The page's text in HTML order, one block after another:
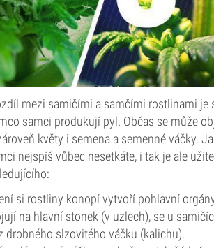
mezi samičími a samčími rostlinami je
samci produkují pyl. Občas se může
květy i semena a semenné váčky.
nejspíš vůbec nesetkáte, i tak je ale
si rostliny konopí vytvoří pohlavní
na hlavní stonek (v uzlech), se u
drobného slzovitého váčku (kalichu).